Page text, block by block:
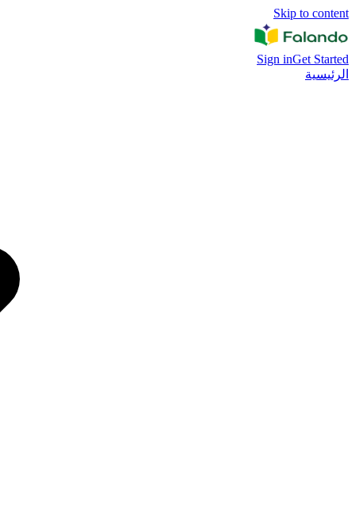
Skip to content
Sign inGet Started
الرئيسية